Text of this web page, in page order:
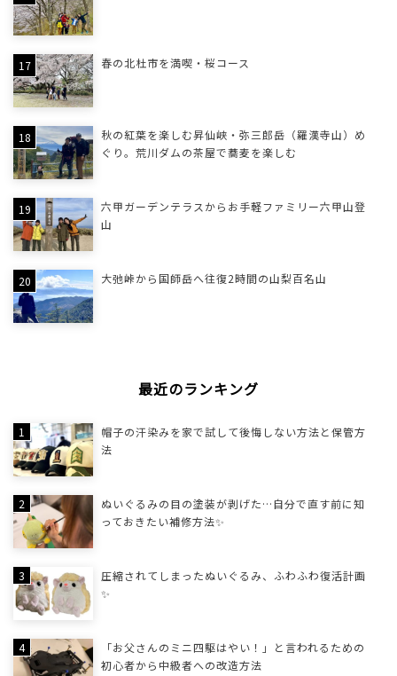
春の北杜市を満喫・桜コース
秋の紅葉を楽しむ昇仙峡・弥三郎岳（羅漢寺山）め
ぐり。荒川ダムの茶屋で蕎麦を楽しむ
六甲ガーデンテラスからお手軽ファミリー六甲山登
山
大弛峠から国師岳へ往復2時間の山梨百名山
最近のランキング
帽子の汗染みを家で試して後悔しない方法と保管方
法
ぬいぐるみの目の塗装が剥げた…自分で直す前に知
っておきたい補修方法✨
圧縮されてしまったぬいぐるみ、ふわふわ復活計画
✨
「お父さんのミニ四駆はやい！」と言われるための
初心者から中級者への改造方法